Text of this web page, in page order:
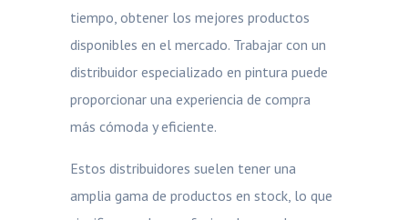
tiempo, obtener los mejores productos
disponibles en el mercado. Trabajar con un
distribuidor especializado en pintura puede
proporcionar una experiencia de compra
más cómoda y eficiente.
Estos distribuidores suelen tener una
amplia gama de productos en stock, lo que